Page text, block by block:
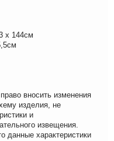
х 144см
вносить изменения
изделия, не
и
извещения.
характеристики